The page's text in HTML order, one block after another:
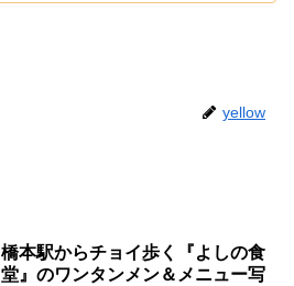
yellow
橋本駅からチョイ歩く『よしの食
堂』のワンタンメン＆メニュー写